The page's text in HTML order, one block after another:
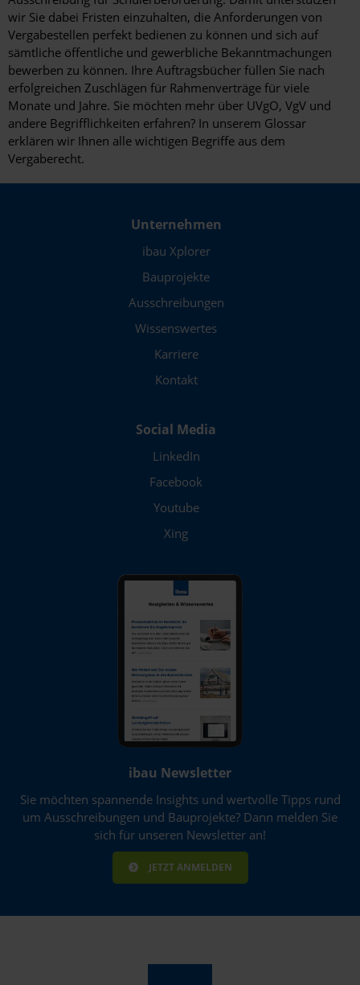
wir Sie dabei Fristen einzuhalten, die Anforderungen von
Vergabestellen perfekt bedienen zu können und sich auf
sämtliche öffentliche und gewerbliche Bekanntmachungen
bewerben zu können. Ihre Auftragsbücher füllen Sie nach
erfolgreichen Zuschlägen für Rahmenverträge für viele
Monate und Jahre. Sie möchten mehr über UVgO, VgV und
andere Begrifflichkeiten erfahren? In unserem Glossar
erklären wir Ihnen alle wichtigen Begriffe aus dem
Vergaberecht.
Unternehmen
ibau Xplorer
Bauprojekte
Ausschreibungen
Wissenswertes
Karriere
Kontakt
Social Media
LinkedIn
Facebook
Youtube
Xing
ibau Newsletter
Sie möchten spannende Insights und wertvolle Tipps rund
um Ausschreibungen und Bauprojekte? Dann melden Sie
sich für unseren Newsletter an!
JETZT ANMELDEN